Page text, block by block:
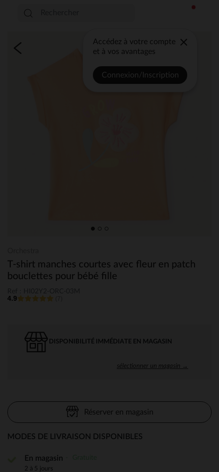
Accédez à votre compte
et à vos avantages
Connexion/Inscription
T-shirt manches courtes avec fleur en patch
bouclettes pour bébé fille
4.9
DISPONIBILITÉ IMMÉDIATE EN MAGASIN
sélectionner un magasin →
Réserver en magasin
MODES DE LIVRAISON DISPONIBLES
En magasin
2 à 5 jours